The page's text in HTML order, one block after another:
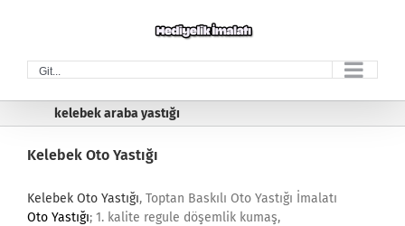
Git...
kelebek araba yastığı
Kelebek Oto Yastığı
Kelebek Oto Yastığı, Toptan Baskılı Oto Yastığı İmalatı
Oto Yastığı; 1. kalite regule döşemlik kumaş,